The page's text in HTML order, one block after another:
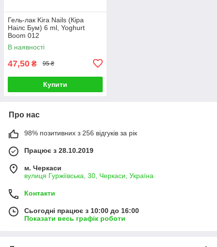
Гель-лак Kira Nails (Кіра
Наілс Бум) 6 ml, Yoghurt
Boom 012
В наявності
47,50 ₴ 95 ₴
Купити
Про нас
98% позитивних з 256 відгуків за рік
Працює з 28.10.2019
м. Черкаси
вулиця Гуржіївська, 30, Черкаси, Україна
Контакти
Сьогодні працює з 10:00 до 16:00
Показати весь графік роботи